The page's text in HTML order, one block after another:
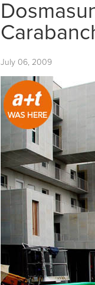
July 06, 2009